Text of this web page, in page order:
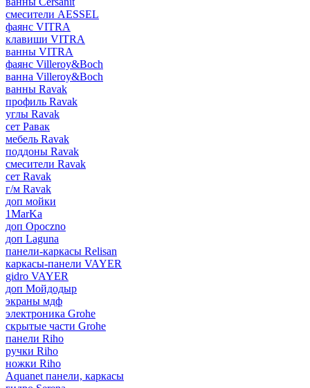
смесители AESSEL
фаянс VITRA
клавиши VITRA
ванны VITRA
фаянс Villeroy&Boch
ванна Villeroy&Boch
ванны Ravak
профиль Ravak
углы Ravak
сет Равак
мебель Ravak
поддоны Ravak
смесители Ravak
сет Ravak
г/м Ravak
доп мойки
1MarKa
доп Opoczno
доп Laguna
панели-каркасы Relisan
каркасы-панели VAYER
gidro VAYER
доп Мойдодыр
экраны мдф
электроника Grohe
скрытые части Grohe
панели Riho
ручки Riho
ножки Riho
Aquanet панели, каркасы